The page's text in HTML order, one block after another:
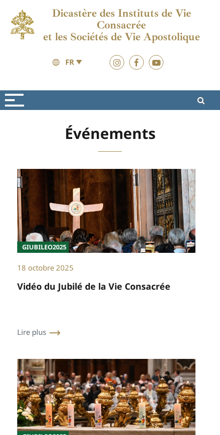
Dicastère des Instituts de Vie
Consacrée
et les Sociétés de Vie Apostolique
FR
Événements
GIUBILEO2025
18 octobre 2025
Vidéo du Jubilé de la Vie Consacrée
Lire plus